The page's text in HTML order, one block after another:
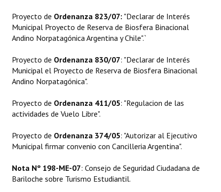
Constitución Nacional
Carta Orgánica 2007
Reglamento Interno
Digesto
DOCUMENTOS
Informes de Gestión
Proyecto de Ordenanza 823/07: "Declarar de Interés
Municipal Proyecto de Reserva de Biosfera Binacional
Andino Norpatagónica Argentina y Chile".`
Proyecto de Ordenanza 830/07: "Declarar de Interés
Municipal el Proyecto de Reserva de Biosfera Binacional
Andino Norpatagónica".
Proyecto de Ordenanza 411/05: "Regulacion de las
actividades de Vuelo Libre".
Proyecto de Ordenanza 374/05: "Autorizar al Ejecutivo
Municipal firmar convenio con Cancilleria Argentina".
Nota Nº 198-ME-07: Consejo de Seguridad Ciudadana de
Bariloche sobre Turismo Estudiantil.